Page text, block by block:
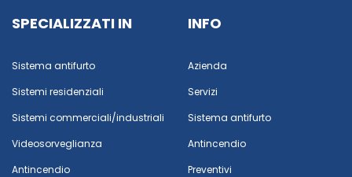
SPECIALIZZATI IN
Sistema antifurto
Sistemi residenziali
Sistemi commerciali/industriali
Videosorveglianza
Antincendio
INFO
Azienda
Servizi
Sistema antifurto
Antincendio
Preventivi